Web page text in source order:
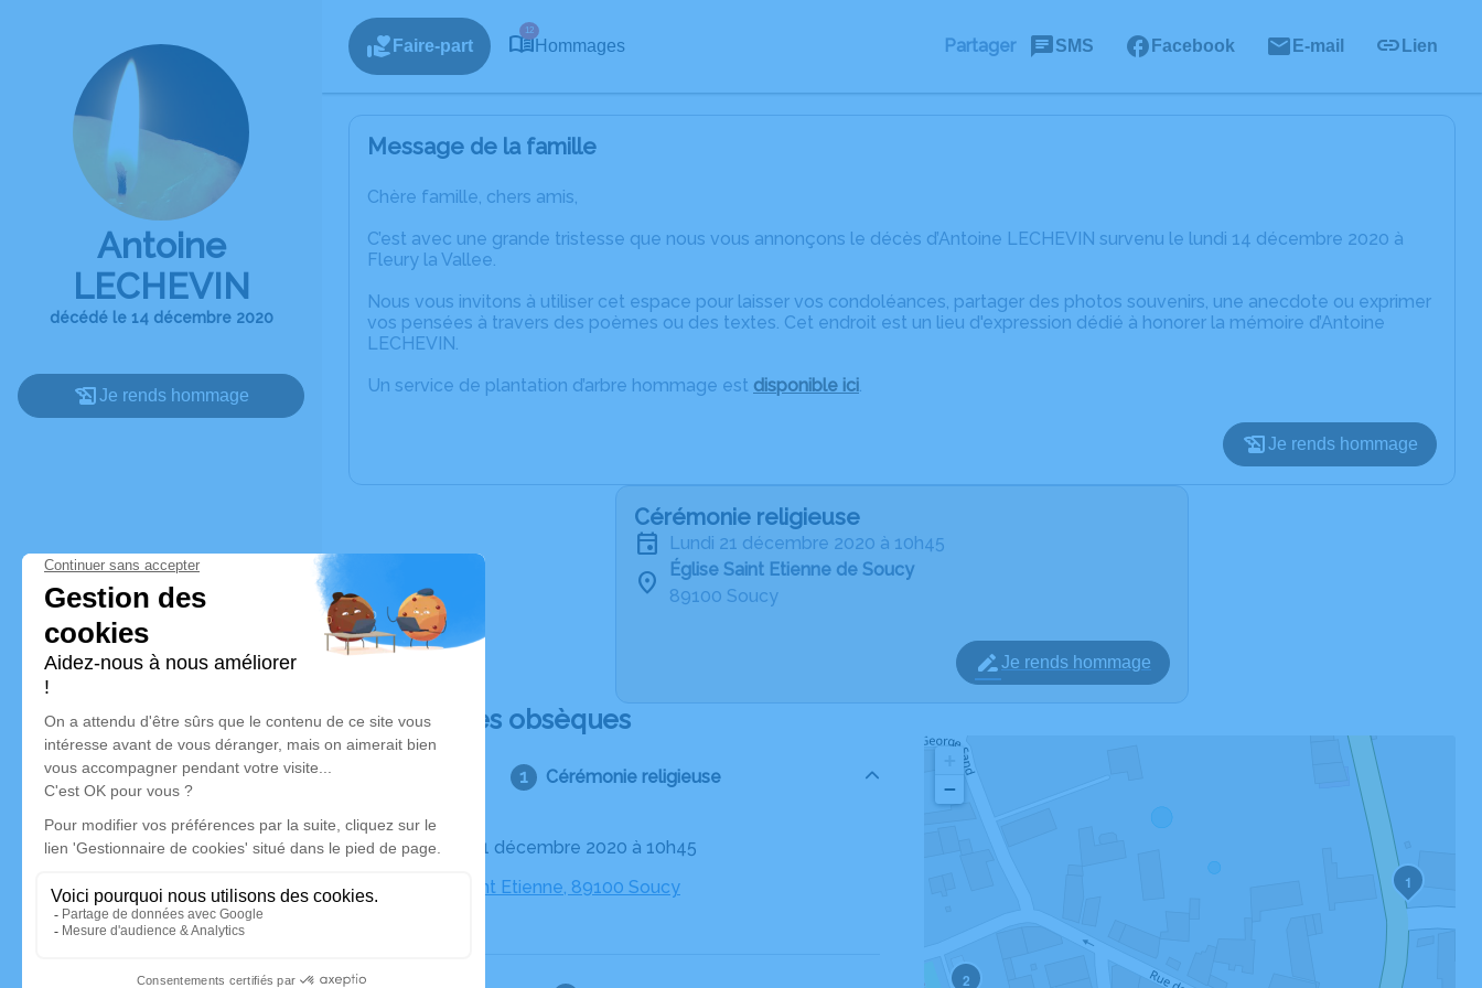
Antoine
LECHEVIN
décédé le 14 décembre 2020
Je rends hommage
Faire-part
12
Hommages Partager SMS Facebook E-mail Lien
Message de la famille
Chère famille, chers amis,
C’est avec une grande tristesse que nous vous annonçons le décès d’Antoine LECHEVIN survenu le lundi 14 décembre 2020 à
Fleury la Vallee.
Nous vous invitons à utiliser cet espace pour laisser vos condoléances, partager des photos souvenirs, une anecdote ou exprimer
vos pensées à travers des poèmes ou des textes. Cet endroit est un lieu d'expression dédié à honorer la mémoire d’Antoine
LECHEVIN.
Un service de plantation d’arbre hommage est disponible ici.
Je rends hommage
Cérémonie religieuse
lundi 21 décembre 2020 à 10h45
Église Saint Etienne de Soucy
89100 Soucy
Je rends hommage
Déroulé des obsèques
Cérémonie religieuse
Le lundi 21 décembre 2020 à 10h45
Église Saint Etienne, 89100 Soucy
1
2
−